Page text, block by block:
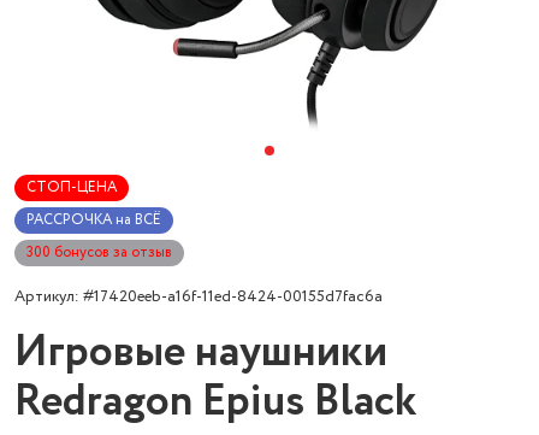
СТОП-ЦЕНА
РАССРОЧКА на ВСЁ
300 бонусов за отзыв
Артикул: #17420eeb-a16f-11ed-8424-00155d7fac6a
Игровые наушники
Redragon Epius Black